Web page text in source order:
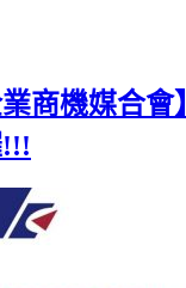
業商機媒合